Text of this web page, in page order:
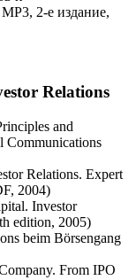
2-е издание,
Relations
and
Communications
Relations. Expert
2004)
Investor
edition, 2005)
beim Börsengang
From IPO